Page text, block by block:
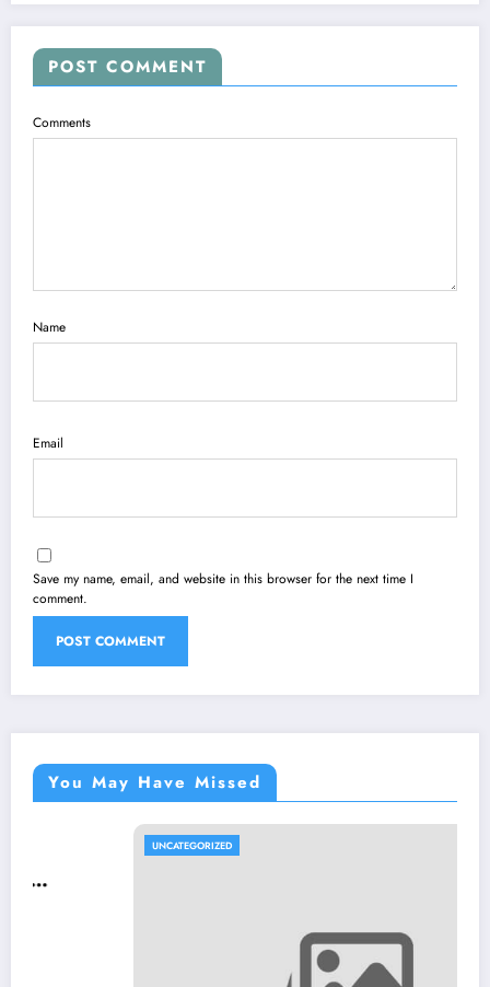
POST COMMENT
Comments
Name
Email
Save my name, email, and website in this browser for the next time I
comment.
You May Have Missed
UNCATEGORIZED